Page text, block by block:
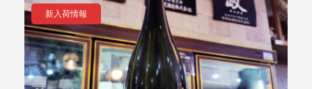
新入荷情報